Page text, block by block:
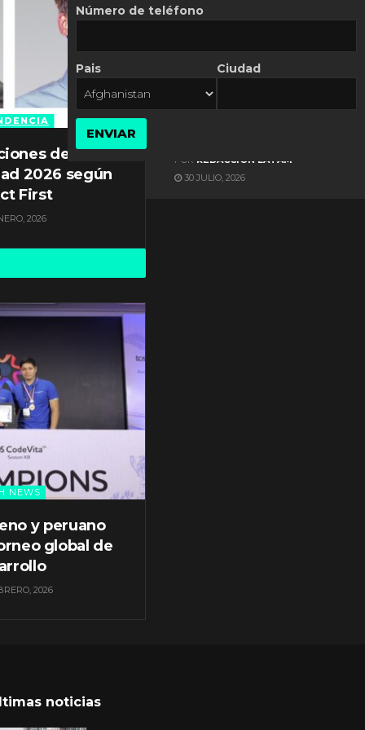
de
2026 según
First
2026
NEWS
y peruano
global de
2026
ES NOTICIA
POR REDACCIÓN LATAM
30 JULIO, 2026
noticias
Número de teléfono
Pais Ciudad
ENVIAR